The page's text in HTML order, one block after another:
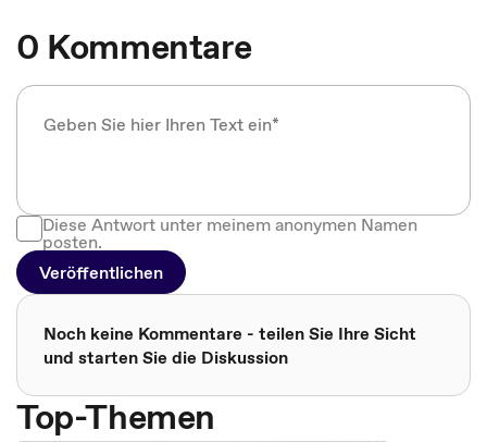
0 Kommentare
Diese Antwort unter meinem anonymen Namen
posten.
Veröffentlichen
Noch keine Kommentare - teilen Sie Ihre Sicht
und starten Sie die Diskussion
Top-Themen